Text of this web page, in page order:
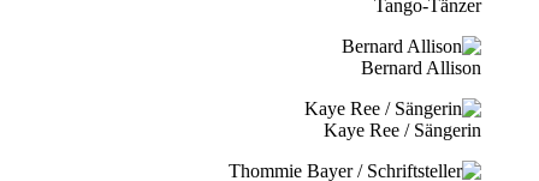
Tango-Tänzer
Bernard Allison
Kaye Ree / Sängerin